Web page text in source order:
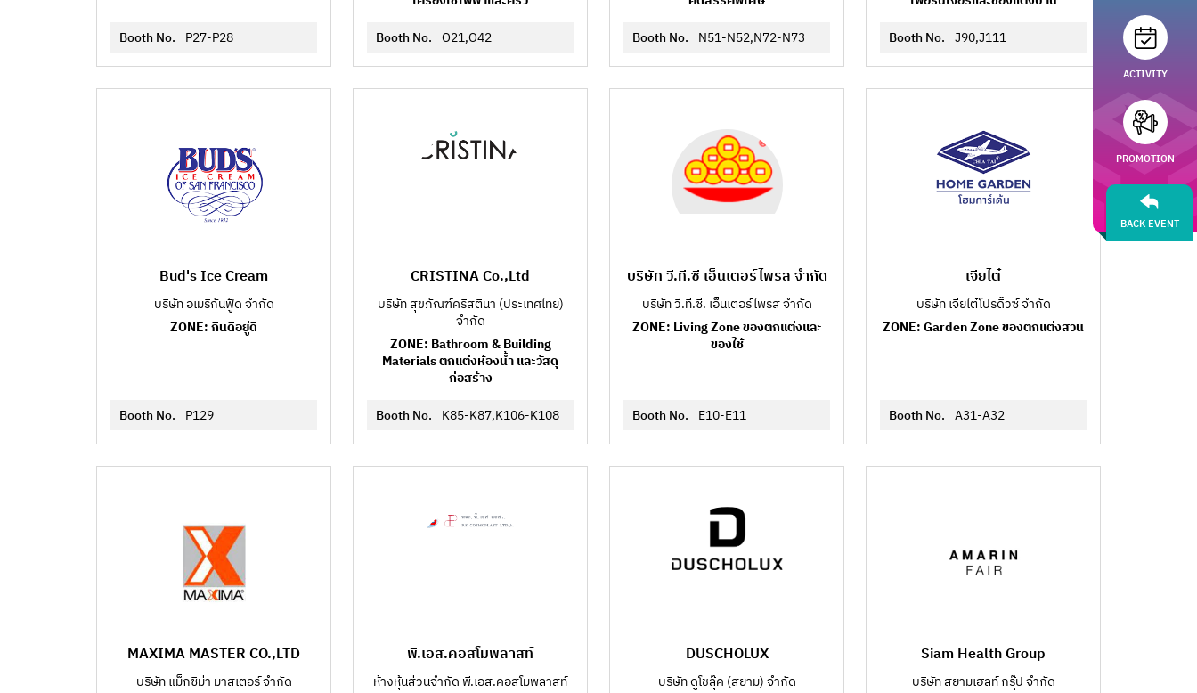
Booth No. P27-P28
Booth No. O21,O42
Booth No. N51-N52,N72-N73
Booth No. J90,J111
Bud's Ice Cream
บริษัท อเมริกันฟู้ด จำกัด
ZONE: กินดีอยู่ดี
Booth No. P129
CRISTINA Co.,Ltd
บริษัท สุขภัณฑ์คริสตินา (ประเทศไทย)
จำกัด
ZONE: Bathroom & Building
Materials ตกแต่งห้องน้ำ และวัสดุ
ก่อสร้าง
Booth No. K85-K87,K106-K108
บริษัท วี.ที.ซี เอ็นเตอร์ไพรส จำกัด
บริษัท วี.ที.ซี. เอ็นเตอร์ไพรส จำกัด
ZONE: Living Zone ของตกแต่งและ
ของใช้
Booth No. E10-E11
เจียไต๋
บริษัท เจียไต๋โปรดิ๊วซ์ จำกัด
ZONE: Garden Zone ของตกแต่งสวน
Booth No. A31-A32
MAXIMA MASTER CO.,LTD
บริษัท แม็กซิม่า มาสเตอร์ จำกัด
พี.เอส.คอสโมพลาสท์
ห้างหุ้นส่วนจำกัด พี.เอส.คอสโมพลาสท์
DUSCHOLUX
บริษัท ดูโชลุ๊ค (สยาม) จำกัด
Siam Health Group
บริษัท สยามเฮลท์ กรุ๊ป จำกัด
BACK EVENT
ACTIVITY
PROMOTION